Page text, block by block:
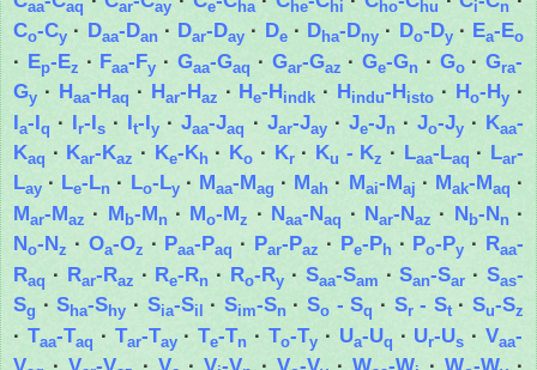
aa aq ar ay e ha he hi ho hu i n
Co-Cy · Daa-Dan · Dar-Day · De· Dha-Dny · Do-Dy· Ea-Eo
· Ep-Ez · Faa-Fy · Gaa-Gaq · Gar-Gaz ·Ge-Gn · Go ·Gra-
Gy · Haa-Haq · Har-Haz · He-Hindk · Hindu-Histo · Ho-Hy ·
Ia-Iq · Ir-Is · It-Iy ·Jaa-Jaq · Jar-Jay· Je-Jn · Jo-Jy· Kaa-
Kaq · Kar-Kaz · Ke-Kh · Ko · Kr· Ku - Kz · Laa-Laq · Lar-
Lay · Le-Ln · Lo-Ly· Maa-Mag · Mah · Mai-Maj · Mak-Maq ·
Mar-Maz · M b-Mn · Mo-Mz · Naa-Naq · Nar-Naz · N b-Nn ·
No-Nz · Oa-Oz · Paa-Paq · Par-Paz · Pe-Ph · Po-Py · Raa-
Raq · Rar-Raz · Re-Rn · Ro-Ry · Saa-Sam ·San-Sar ·Sas-
Sg ·Sha-Shy · Sia-Sil · Sim-Sn· So - Sq · Sr- St· Su-Sz
· Taa-Taq · Tar-Tay·Te-Tn ·To-Ty · Ua-Uq · Ur-Us ·Vaa-